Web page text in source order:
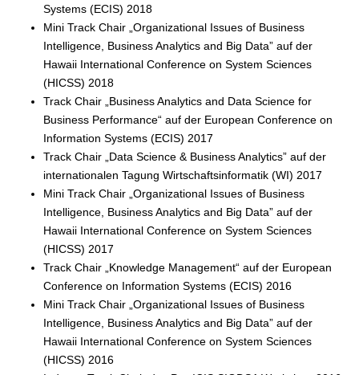
Systems (ECIS) 2018
Mini Track Chair „Organizational Issues of Business
Intelligence, Business Analytics and Big Data” auf der
Hawaii International Conference on System Sciences
(HICSS) 2018
Track Chair „Business Analytics and Data Science for
Business Performance“ auf der European Conference on
Information Systems (ECIS) 2017
Track Chair „Data Science & Business Analytics” auf der
internationalen Tagung Wirtschaftsinformatik (WI) 2017
Mini Track Chair „Organizational Issues of Business
Intelligence, Business Analytics and Big Data” auf der
Hawaii International Conference on System Sciences
(HICSS) 2017
Track Chair „Knowledge Management“ auf der European
Conference on Information Systems (ECIS) 2016
Mini Track Chair „Organizational Issues of Business
Intelligence, Business Analytics and Big Data” auf der
Hawaii International Conference on System Sciences
(HICSS) 2016